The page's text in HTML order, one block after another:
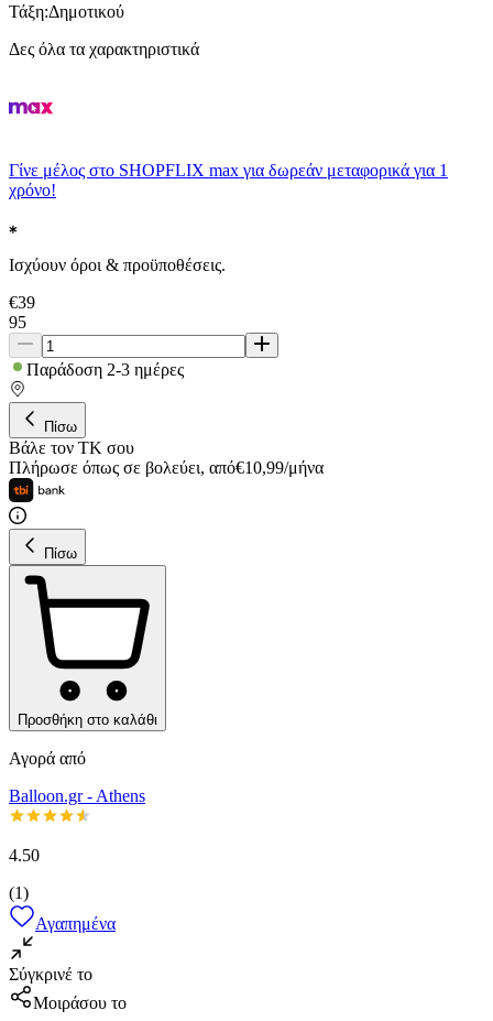
Τάξη:Δημοτικού
Δες όλα τα χαρακτηριστικά
Γίνε μέλος στο SHOPFLIX max για δωρεάν μεταφορικά για 1
χρόνο!
Ισχύουν όροι & προϋποθέσεις.
€39
95
Παράδοση 2-3 ημέρες
Πίσω
Βάλε τον ΤΚ σου
Πλήρωσε όπως σε βολεύει, από€10,99/μήνα
Πίσω
Προσθήκη στο καλάθι
Αγορά από
Balloon.gr - Athens
4.50
(1)
Αγαπημένα
Σύγκρινέ το
Μοιράσου το